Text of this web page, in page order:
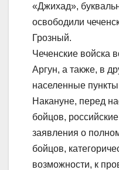
«Джихад»,
освободили
Грозный.
Чеченские войска
Аргун, а также, в
населенные
Накануне, перед
бойцов,
заявления о
бойцов,
возможности, к